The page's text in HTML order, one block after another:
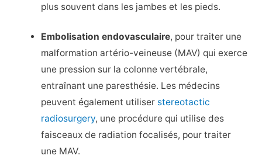
plus souvent dans les jambes et les pieds.
Embolisation endovasculaire, pour traiter une
malformation artério-veineuse (MAV) qui exerce
une pression sur la colonne vertébrale,
entraînant une paresthésie. Les médecins
peuvent également utiliser stereotactic
radiosurgery, une procédure qui utilise des
faisceaux de radiation focalisés, pour traiter
une MAV.